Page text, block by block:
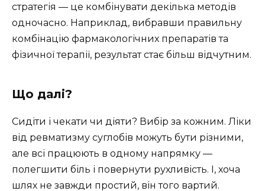
стратегія — це комбінувати декілька методів
одночасно. Наприклад, вибравши правильну
комбінацію фармакологічних препаратів та
фізичної терапії, результат стає більш відчутним.
Що далі?
Сидіти і чекати чи діяти? Вибір за кожним. Ліки
від ревматизму суглобів можуть бути різними,
але всі працюють в одному напрямку —
полегшити біль і повернути рухливість. І, хоча
шлях не завжди простий, він того вартий.